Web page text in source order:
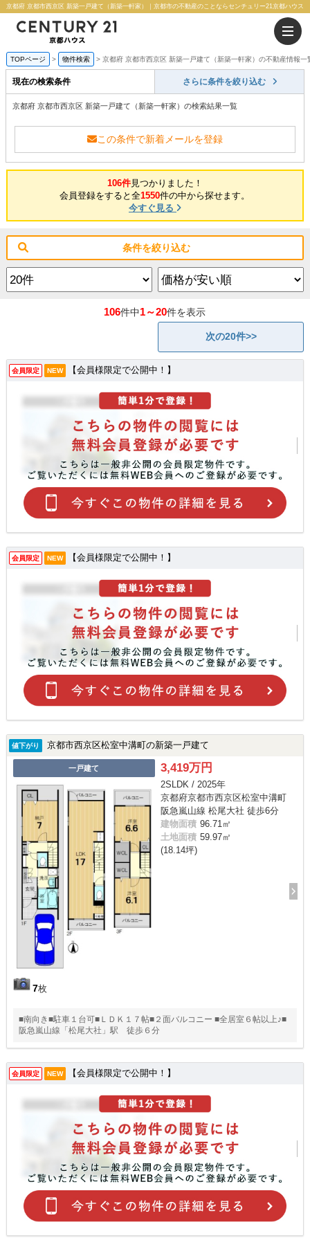
京都府 京都市西京区 新築一戸建て（新築一軒家）｜京都市の不動産のことならセンチュリー21京都ハウス
TOPページ 物件検索 京都府 京都市西京区 新築一戸建て（新築一軒家）の不動産情報一
現在の検索条件 さらに条件を絞り込む
京都府 京都市西京区 新築一戸建て（新築一軒家）の検索結果一覧
この条件で新着メールを登録
106件見つかりました！
会員登録をすると全1550件の中から探せます。
今すぐ見る
条件を絞り込む
106件中1～20件を表示
次の20件>>
会員限定 NEW 【会員様限定で公開中！】
会員限定 NEW 【会員様限定で公開中！】
値下がり 京都市西京区松室中溝町の新築一戸建て
一戸建て
7枚
3,419万円
2SLDK / 2025年
京都府京都市西京区松室中溝町
阪急嵐山線 松尾大社 徒歩6分
建物面積 96.71㎡
土地面積 59.97㎡
(18.14坪)
■南向き■駐車１台可■ＬＤＫ１７帖■２面バルコニー ■全居室６帖以上♪■
阪急嵐山線「松尾大社」駅 徒歩６分
会員限定 NEW 【会員様限定で公開中！】